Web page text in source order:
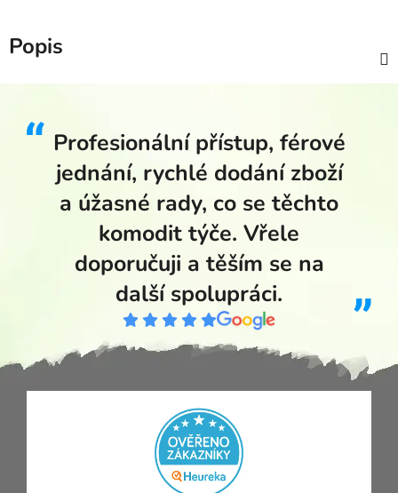
Popis
Profesionální přístup, férové
jednání, rychlé dodání zboží
a úžasné rady, co se těchto
komodit týče. Vřele
doporučuji a těším se na
další spolupráci.